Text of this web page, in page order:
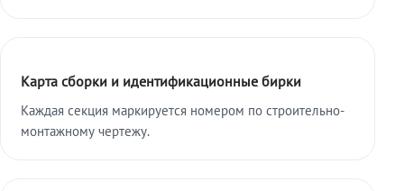
Карта сборки и идентификационные бирки
Каждая секция маркируется номером по строительно-
монтажному чертежу.